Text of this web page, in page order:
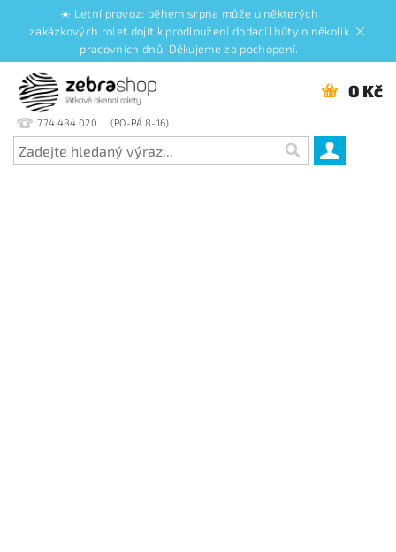
☀️ Letní provoz: během srpna může u některých
zakázkových rolet dojít k prodloužení dodací lhůty o několik
pracovních dnů. Děkujeme za pochopení.
774 484 020
0 Kč